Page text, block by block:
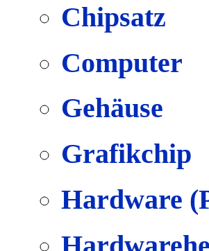
Chipsatz
Computer
Gehäuse
Grafikchip
Hardware